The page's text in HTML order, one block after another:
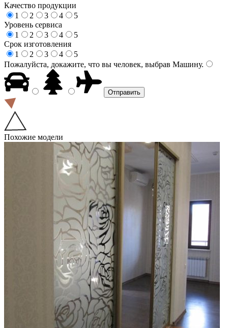
Качество продукции
1
2 3 4
5
Уровень сервиса
1
2 3 4
5
Срок изготовления
1
2 3 4
5
Пожалуйста, докажите, что вы человек, выбрав Машину.
Похожие модели